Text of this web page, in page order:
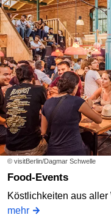
© visitBerlin/Dagmar Schwelle
Food-Events
Köstlichkeiten aus
mehr